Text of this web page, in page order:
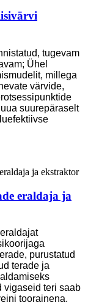
tugevam
Ühel
millega
värvide,
suurepäraselt
eraldaja ja
purustatud
terade ja
vigaseid teri saab
toorainena.